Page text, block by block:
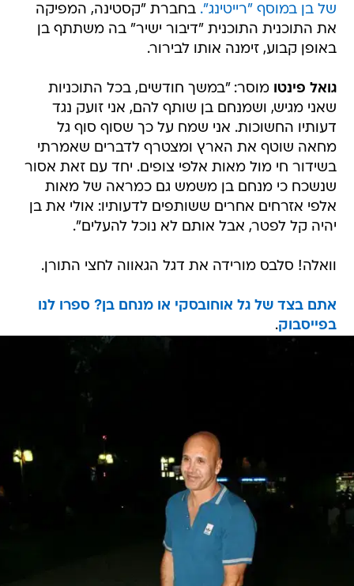
של בן במוסף "רייטינג". בחברת "קסטינה, המפיקה
את התוכנית התוכנית "דיבור ישיר" בה משתתף בן
באופן קבוע, זימנה אותו לבירור.
גואל פינטו מוסר: "במשך חודשים, בכל התוכניות
שאני מגיש, ושמנחם בן שותף להם, אני זועק נגד
דעותיו החשוכות. אני שמח על כך שסוף סוף גל
מחאה שוטף את הארץ ומצטרף לדברים שאמרתי
בשידור חי מול מאות אלפי צופים. יחד עם זאת אסור
שנשכח כי מנחם בן משמש גם כמראה של מאות
אלפי אזרחים אחרים ששותפים לדעותיו: אולי את בן
יהיה קל לפטר, אבל אותם לא נוכל להעלים".
וואלה! סלבס מורידה את דגל הגאווה לחצי התורן.
אתם בצד של גל אוחובסקי או מנחם בן? ספרו לנו
בפייסבוק.